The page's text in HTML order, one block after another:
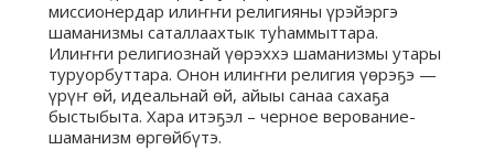
миссионердар илиҥҥи религияны үрэйэргэ
шаманизмы саталлаахтык туһаммыттара.
Илиҥҥи религиознай үөрэххэ шаманизмы утары
туруорбуттара. Онон илиҥҥи религия үөрэҕэ —
үрүҥ өй, идеальнай өй, айыы санаа сахаҕа
быстыбыта. Хара итэҕэл – черное верование-
шаманизм өргөйбүтэ.